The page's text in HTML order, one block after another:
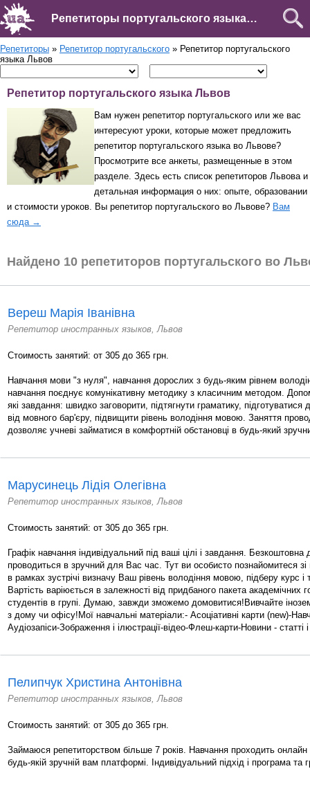
Репетиторы португальского языка во Львове
Репетиторы » Репетитор португальского » Репетитор португальского
языка Львов
Репетитор португальского языка Львов
Вам нужен репетитор португальского или же вас
интересуют уроки, которые может предложить
репетитор португальского языка во Львове?
Просмотрите все анкеты, размещенные в этом
разделе. Здесь есть список репетиторов Львова и
детальная информация о них: опыте, образовании
и стоимости уроков. Вы репетитор португальского во Львове? Вам
сюда →
Найдено 10 репетиторов португальского во
Вереш Марія Іванівна
Репетитор иностранных языков, Львов
Стоимость занятий: от 305 до 365 грн.
Навчання мови "з нуля", навчання дорослих з будь-яким рівнем
навчання поєднує комунікативну методику з класичним методом.
які завдання: швидко заговорити, підтягнути граматику, підготуватися
від мовного бар'єру, підвищити рівень володіння мовою. Заняття
дозволяє учневі займатися в комфортній обстановці в будь-який
Марусинець Лідія Олегівна
Репетитор иностранных языков, Львов
Стоимость занятий: от 305 до 365 грн.
Графік навчання індивідуальний під ваші цілі і завдання. Безкоштовна
проводиться в зручний для Вас час. Тут ви особисто познайомитеся
в рамках зустрічі визначу Ваш рівень володіння мовою, підберу курс і
Вартість варіюється в залежності від придбаного пакета академічних
студентів в групі. Думаю, завжди зможемо домовитися!Вивчайте
з дому чи офісу!Мої навчальні матеріали:- Асоціативні карти (new)-
Аудіозапіси-Зображення і ілюстрації-відео-Флеш-карти-Новини -
Пелипчук Христина Антонівна
Репетитор иностранных языков, Львов
Стоимость занятий: от 305 до 365 грн.
Займаюся репетиторством більше 7 років. Навчання проходить онлайн
будь-якій зручній вам платформі. Індивідуальний підхід і програма та